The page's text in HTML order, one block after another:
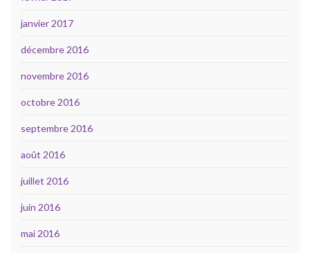
janvier 2017
décembre 2016
novembre 2016
octobre 2016
septembre 2016
août 2016
juillet 2016
juin 2016
mai 2016